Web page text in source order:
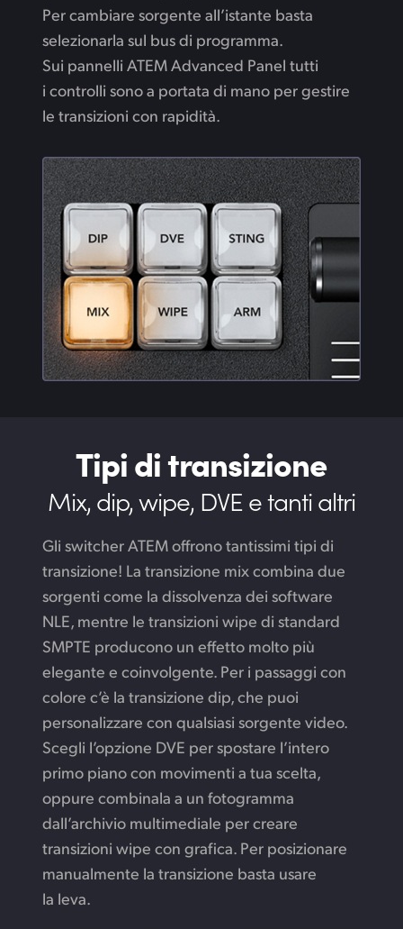
Per cambiare sorgente all’istante basta
selezionarla sul bus di programma.
Sui pannelli ATEM Advanced Panel tutti
i controlli sono a portata di mano per gestire
le transizioni con rapidità.
Tipi di transizione
Mix, dip, wipe, DVE e tanti altri
Gli switcher ATEM offrono tantissimi tipi di
transizione! La transizione mix combina due
sorgenti come la dissolvenza dei software
NLE, mentre le transizioni wipe di standard
SMPTE producono un effetto molto più
elegante e coinvolgente. Per i passaggi con
colore c’è la transizione dip, che puoi
personalizzare con qualsiasi sorgente video.
Scegli l’opzione DVE per spostare l’intero
primo piano con movimenti a tua scelta,
oppure combinala a un fotogramma
dall’archivio multimediale per creare
transizioni wipe con grafica. Per posizionare
manualmente la transizione basta usare
la leva.